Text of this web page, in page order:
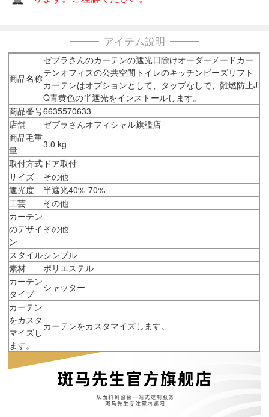
アイテム説明
商品名称
ゼブラさんのカーテンの遮光日除けオーダーメードカー
テンオフィスの公共空間トイレのキッチンビーズリフト
カーテンはオプションとして、タップなしで、難燃防止J
Q青黄色の半遮光をインストールします。
商品番号6635570633
店舗
ゼブラさんオフィシャル旗艦店
商品毛重
量
3.0 kg
取付方式 ドア取付
サイズ
その他
遮光度
半遮光40%-70%
工芸
その他
カーテン
のデザイ
ン
その他
スタイルシンプル
素材
ポリエステル
カーテン
タイプ
シャッター
カーテン
をカスタ
マイズし
ます。
カーテンをカスタマイズします。